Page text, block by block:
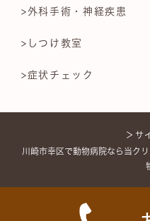
>外科手術・神経疾患
>しつけ教室
>症状チェック
＞サ
川崎市幸区で動物病院なら当ク